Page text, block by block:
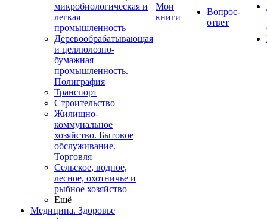
микробиологическая и
легкая
промышленность
Деревообрабатывающая
и целлюлозно-
бумажная
промышленность.
Полиграфия
Транспорт
Строительство
Жилищно-
коммунальное
хозяйство. Бытовое
обслуживание.
Торговля
Сельское, водное,
лесное, охотничье и
рыбное хозяйство
Ещё
Медицина. Здоровье
Мои
книги
Вопрос-
ответ